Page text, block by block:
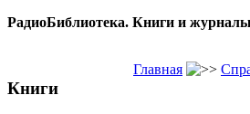
РадиоБиблиотека. Книги и
Книги
Главная